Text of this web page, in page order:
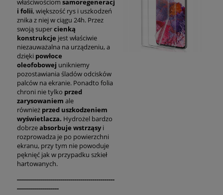
właściwościom samoregeneracj
i folii, większość rys i uszkodzeń
znika z niej w ciągu 24h. Przez
swoją supercienką
konstrukcje jest właściwie
niezauważalna na urządzeniu, a
dzięki powłoce
oleofobowej unikniemy
pozostawiania śladów odcisków
palców na ekranie. Ponadto folia
chroni nie tylko przed
zarysowaniem ale
również przed uszkodzeniem
wyświetlacza. Hydrożel bardzo
dobrzeabsorbuje wstrząsyi
rozprowadza je po powierzchni
ekranu, przy tym nie powoduje
pęknięć jak w przypadku szkieł
hartowanych.
-------------------------------------------------
---------------------